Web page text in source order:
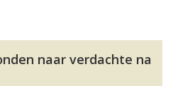
naar verdachte na